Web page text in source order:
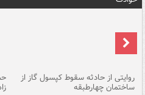
روایتی از حادثه سقوط کپسول گاز از
ساختمان چهارطبقه